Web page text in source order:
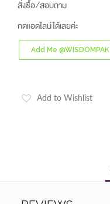
สั่งซื้อ/สอบถาม
กดแอดไลน์ได้เลยค่ะ
Add Me @WISDOMPAK
Add to Wishlist